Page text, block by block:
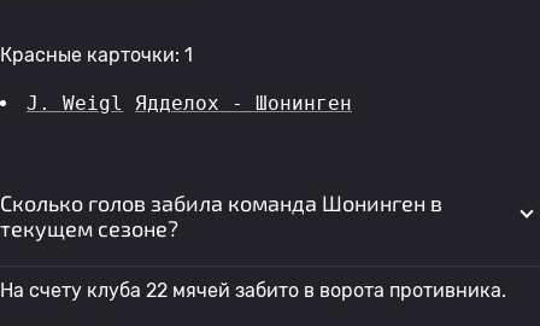
Красные карточки: 1
J. Weigl Ядделох - Шонинген
Сколько голов забила команда Шонинген в
текущем сезоне?
На счету клуба 22 мячей забито в ворота противника.